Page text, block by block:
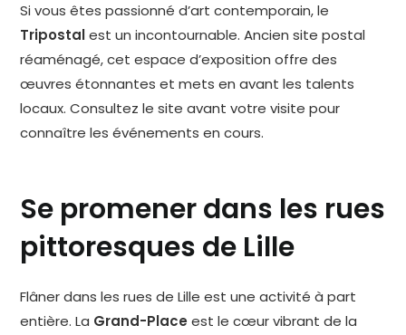
Si vous êtes passionné d’art contemporain, le
Tripostalest un incontournable. Ancien site postal
réaménagé, cet espace d’exposition offre des
œuvres étonnantes et mets en avant les talents
locaux. Consultez le site avant votre visite pour
connaître les événements en cours.
Se promener dans les rues
pittoresques de Lille
Flâner dans les rues de Lille est une activité à part
entière. La Grand-Place est le cœur vibrant de la